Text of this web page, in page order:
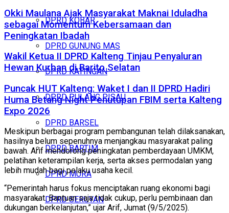
DPRD KOBAR
DPRD GUNUNG MAS
DPRD KATINGAN
DPRD PULANG PISAU
DPRD BARSEL
DPRD BARTIM
DPRD MURA
DPRD SERUYAN
Okki Maulana Ajak Masyarakat Maknai Iduladha
sebagai Momentum Kebersamaan dan
Peningkatan Ibadah
Wakil Ketua II DPRD Kalteng Tinjau Penyaluran
Hewan Kurban di Barito Selatan
Puncak HUT Kalteng: Waket I dan II DPRD Hadiri
Huma Betang Night Penutupan FBIM serta Kalteng
Expo 2026
Meskipun berbagai program pembangunan telah dilaksanakan,
hasilnya belum sepenuhnya menjangkau masyarakat paling
bawah. Arif mendorong peningkatan pemberdayaan UMKM,
pelatihan keterampilan kerja, serta akses permodalan yang
lebih mudah bagi pelaku usaha kecil.
“Pemerintah harus fokus menciptakan ruang ekonomi bagi
masyarakat. Bantuan saja tidak cukup, perlu pembinaan dan
dukungan berkelanjutan,” ujar Arif, Jumat (9/5/2025).